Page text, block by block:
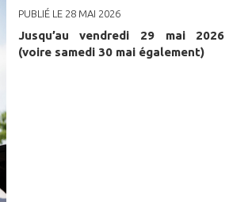
PUBLIÉ LE 28 MAI 2026
Jusqu’au vendredi 29 mai 2026
(voire samedi 30 mai également)